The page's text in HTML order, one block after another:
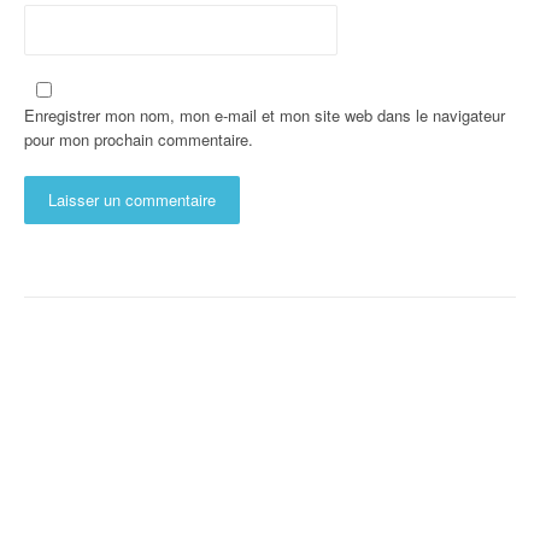
Enregistrer mon nom, mon e-mail et mon site web dans le navigateur
pour mon prochain commentaire.